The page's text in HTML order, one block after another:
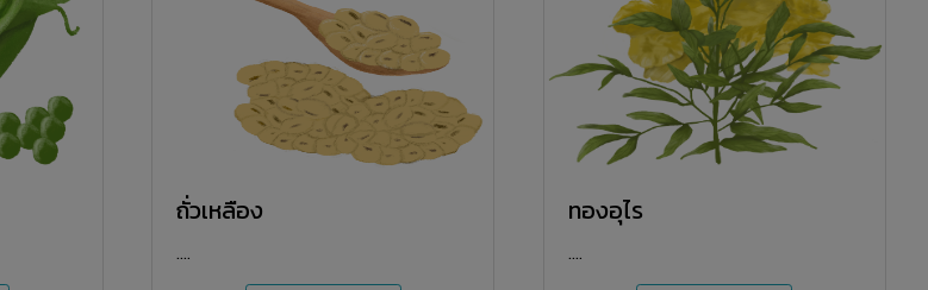
ถั่วเหลือง
....
ทองอุไร
....